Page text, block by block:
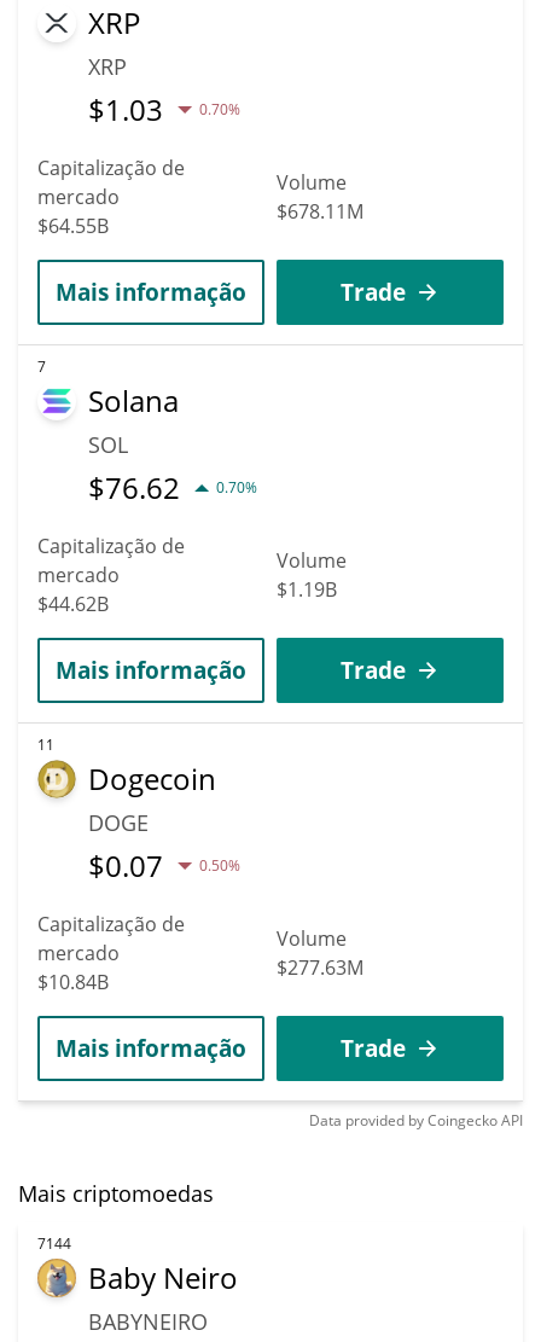
XRP
XRP
$1.03 0.70%
Capitalização de
mercado
$64.55B
Volume
$678.11M
Mais informação Trade
7
Solana
SOL
$76.62 0.70%
Capitalização de
mercado
$44.62B
Volume
$1.19B
Mais informação Trade
11
Dogecoin
DOGE
$0.07 0.50%
Capitalização de
mercado
$10.84B
Volume
$277.63M
Mais informação Trade
Data provided byCoingeckoAPI
Mais criptomoedas
7144
Baby Neiro
BABYNEIRO